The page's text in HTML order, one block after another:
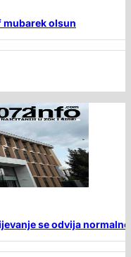
mubarek olsun
se odvija